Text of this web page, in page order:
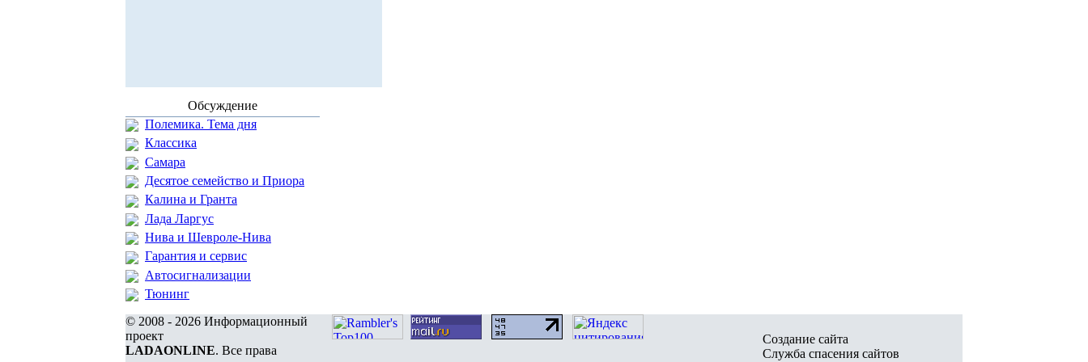
Обсуждение
Полемика. Тема дня
Классика
Самара
Десятое семейство и Приора
Калина и Гранта
Лада Ларгус
Нива и Шевроле-Нива
Гарантия и сервис
Автосигнализации
Тюнинг
© 2008 - 2026 Информационный
проект
LADAONLINE. Все права
Создание сайта
Служба спасения сайтов